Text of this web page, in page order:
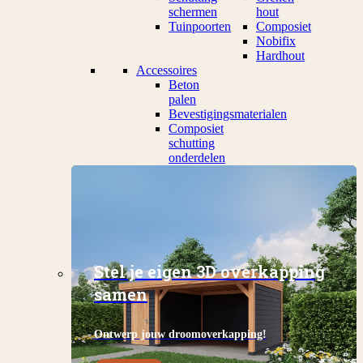
schermen
Tuinpoorten
hout
Composiet
Nobifix
Hardhout
Accessoires
Beton
palen
Bevestigingsmaterialen
Composiet
schutting
onderdelen
Stel je eigen 3D overkapping
samen
Ontwerp jouw droomoverkapping!